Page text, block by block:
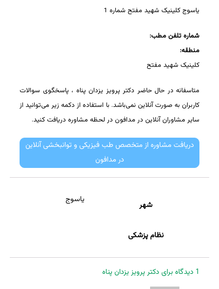
یاسوج کلینیک شهید مفتح شماره 1
شماره تلفن مطب:
منطقه:
کلینیک شهید مفتح
متاسفانه در حال حاضر دکتر پرویز یزدان پناه ، پاسخگوی سوالات
کاربران به صورت آنلاین نمی‌باشد. با استفاده از دکمه زیر می‌توانید از
سایر مشاوران آنلاین در مدافون در لحظه مشاوره دریافت کنید.
دریافت مشاوره از متخصص طب فیزیکی و توانبخشی آنلاین
در مدافون
شهر
یاسوج
نظام پزشکی
1 دیدگاه برای دکتر پرویز یزدان پناه